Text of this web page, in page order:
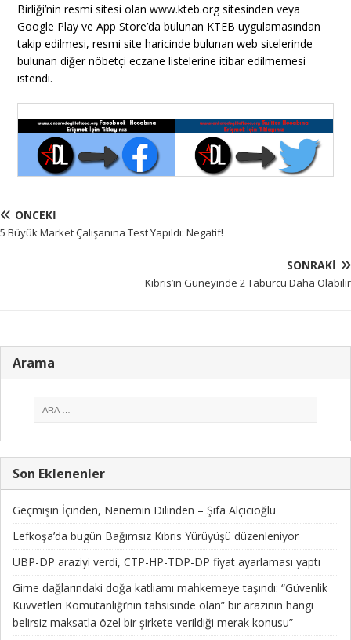
Birliği’nin resmi sitesi olan www.kteb.org sitesinden veya
Google Play ve App Store’da bulunan KTEB uygulamasından
takip edilmesi, resmi site haricinde bulunan web sitelerinde
bulunan diğer nöbetçi eczane listelerine itibar edilmemesi
istendi.
ÖNCEKI
5 Büyük Market Çalışanına Test Yapıldı: Negatif!
SONRAKI
Kıbrıs’ın Güneyinde 2 Taburcu Daha Olabilir
Arama
Son Eklenenler
Geçmişin İçinden, Nenemin Dilinden – Şifa Alçıcıoğlu
Lefkoşa’da bugün Bağımsız Kıbrıs Yürüyüşü düzenleniyor
UBP-DP araziyi verdi, CTP-HP-TDP-DP fiyat ayarlaması yaptı
Girne dağlarındaki doğa katliamı mahkemeye taşındı: “Güvenlik
Kuvvetleri Komutanlığı’nın tahsisinde olan” bir arazinin hangi
belirsiz maksatla özel bir şirkete verildiği merak konusu”